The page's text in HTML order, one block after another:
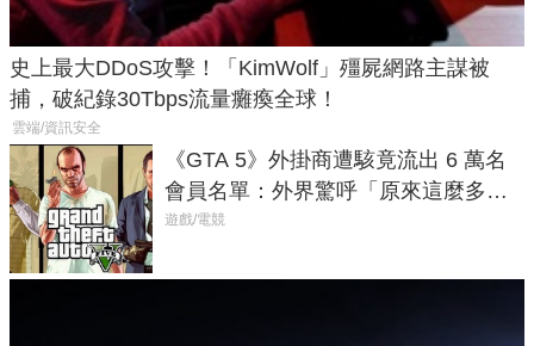
史上最大DDoS攻擊！「KimWolf」殭屍網路主謀被
捕，破紀錄30Tbps流量癱瘓全球！
雲端/資訊安全
《GTA 5》外掛商遭駭竟流出 6 萬名
會員名單：外界驚呼「原來這麼多人
在開掛！」
遊戲/電競